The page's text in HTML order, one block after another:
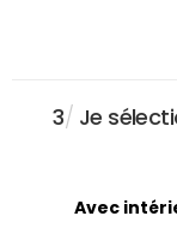
3/ Je
Avec